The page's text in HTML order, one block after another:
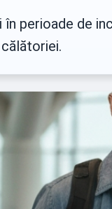
perioade de